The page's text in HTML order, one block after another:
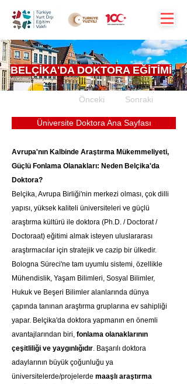
BELÇİKA'DA DOKTORA EĞİTİMİ
Önceki Sonraki
Üniversite Doktora Ana Sayfası
Avrupa'nın Kalbinde Araştırma Mükemmeliyeti,
Güçlü Fonlama Olanakları: Neden Belçika'da
Doktora?
Belçika, Avrupa Birliği'nin merkezi olması, çok dilli
yapısı, yüksek kaliteli üniversiteleri ve güçlü
araştırma kültürü ile doktora (Ph.D. / Doctorat /
Doctoraat) eğitimi almak isteyen uluslararası
araştırmacılar için stratejik ve cazip bir ülkedir.
Bologna Süreci'ne tam uyumlu sistemi, özellikle
Mühendislik, Yaşam Bilimleri, Sosyal Bilimler,
Hukuk ve Beşeri Bilimler alanlarında dünya
çapında tanınan araştırma gruplarına ev sahipliği
yapar. Belçika'da doktora yapmanın en önemli
avantajlarından biri, fonlama olanaklarının
çeşitliliği ve yaygınlığıdır. Başarılı doktora
adaylarının büyük çoğunluğu ya
üniversitelerde/projelerde maaşlı araştırma